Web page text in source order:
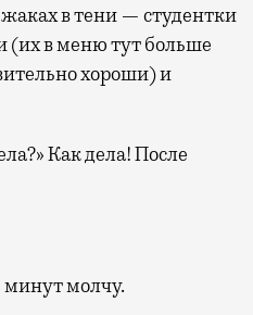
в тени — студентки
в меню тут больше
хороши) и
Как дела! После
минут молчу.